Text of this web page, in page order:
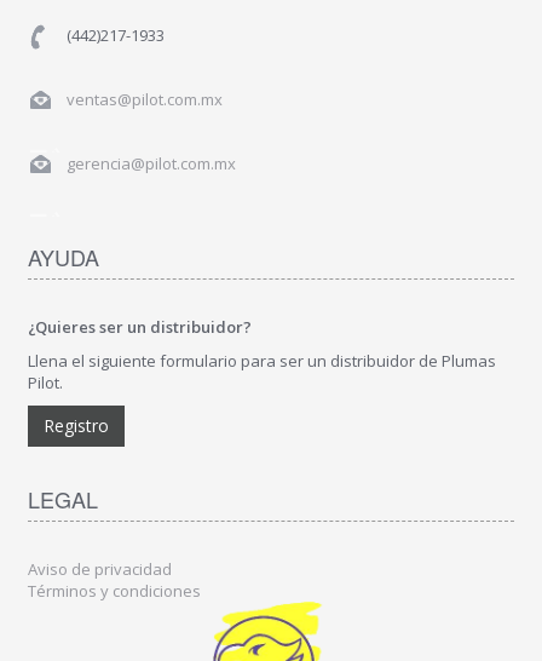
(442)217-1933
ventas@pilot.com.mx
gerencia@pilot.com.mx
AYUDA
¿Quieres ser un distribuidor?
Llena el siguiente formulario para ser un distribuidor de Plumas
Pilot.
Registro
LEGAL
Aviso de privacidad
Términos y condiciones